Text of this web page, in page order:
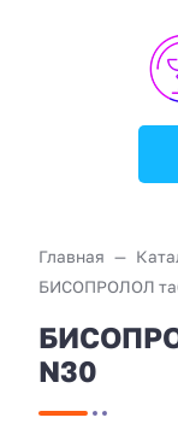
Главная
БИСОПРОЛОЛ
N30